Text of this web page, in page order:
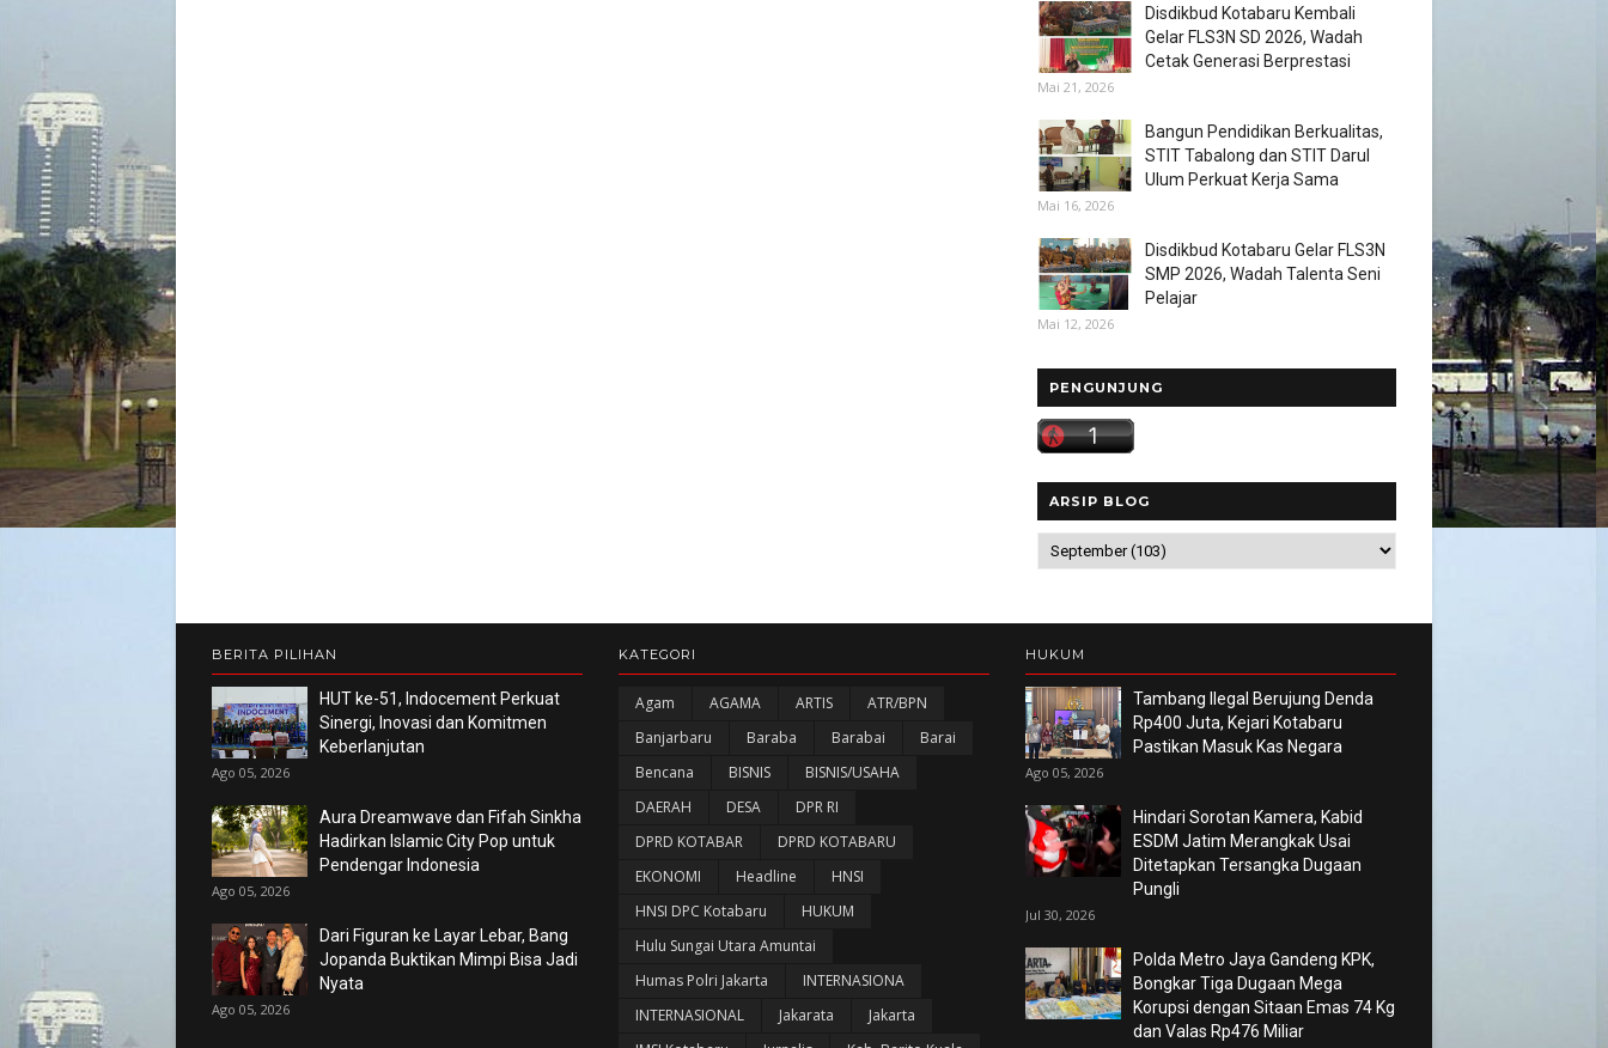
Disdikbud Kotabaru Kembali
Gelar FLS3N SD 2026, Wadah
Cetak Generasi Berprestasi
Mai 21, 2026
Bangun Pendidikan Berkualitas,
STIT Tabalong dan STIT Darul
Ulum Perkuat Kerja Sama
Mai 16, 2026
Disdikbud Kotabaru Gelar FLS3N
SMP 2026, Wadah Talenta Seni
Pelajar
Mai 12, 2026
PENGUNJUNG
ARSIP BLOG
BERITA PILIHAN
HUT ke-51, Indocement Perkuat
Sinergi, Inovasi dan Komitmen
Keberlanjutan
Ago 05, 2026
Aura Dreamwave dan Fifah Sinkha
Hadirkan Islamic City Pop untuk
Pendengar Indonesia
Ago 05, 2026
Dari Figuran ke Layar Lebar, Bang
Jopanda Buktikan Mimpi Bisa Jadi
Nyata
Ago 05, 2026
KATEGORI
Agam AGAMA ARTIS
ATR/BPN
Banjarbaru
Baraba Barabai
Barai
Bencana
BISNIS
BISNIS/USAHA
DAERAH
DESA
DPR RI
DPRD KOTABAR
DPRD KOTABARU
EKONOMI
Headline
HNSI
HNSI DPC Kotabaru
HUKUM
Hulu Sungai Utara Amuntai
Humas Polri Jakarta
INTERNASIONA
INTERNASIONAL
Jakarata
Jakarta
HUKUM
Tambang Ilegal Berujung Denda
Rp400 Juta, Kejari Kotabaru
Pastikan Masuk Kas Negara
Ago 05, 2026
Hindari Sorotan Kamera, Kabid
ESDM Jatim Merangkak Usai
Ditetapkan Tersangka Dugaan
Pungli
Jul 30, 2026
Polda Metro Jaya Gandeng KPK,
Bongkar Tiga Dugaan Mega
Korupsi dengan Sitaan Emas 74 Kg
dan Valas Rp476 Miliar